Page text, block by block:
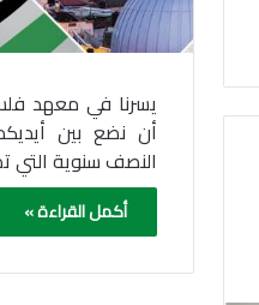
يسرنا في معهد
أن نضع بين
النصف سنوية التي
أكمل القراءة »